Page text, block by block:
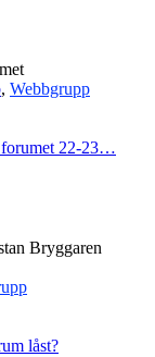
, Webbgrupp
22-23…
Bryggaren
låst?